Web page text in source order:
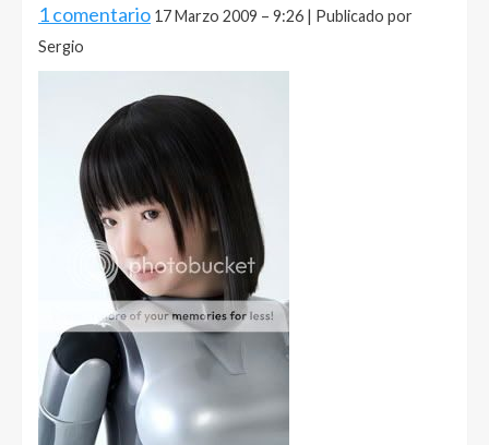
1 comentario 17 Marzo 2009 – 9:26 | Publicado por
Sergio